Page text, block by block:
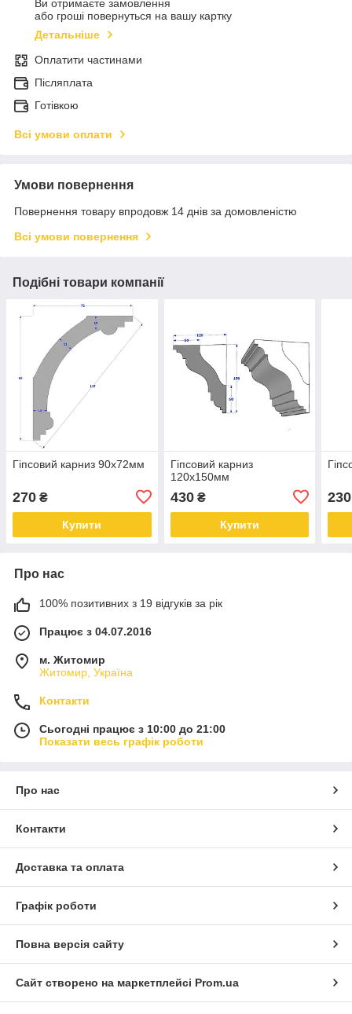
Ви отримаєте замовлення
або гроші повернуться на вашу картку
Детальніше
Оплатити частинами
Післяплата
Готівкою
Всі умови оплати
Умови повернення
Повернення товару впродовж 14 днів за домовленістю
Всі умови повернення
Подібні товари компанії
Гіпсовий карниз 90х72мм
270 ₴
Купити
Гіпсовий карниз
120х150мм
430₴
Купити
230
Про нас
100% позитивних з 19 відгуків за рік
Працює з 04.07.2016
м. Житомир
Житомир, Україна
Контакти
Сьогодні працює з 10:00 до 21:00
Показати весь графік роботи
Про нас
Контакти
Доставка та оплата
Графік роботи
Повна версія сайту
Сайт створено на маркетплейсі Prom.ua